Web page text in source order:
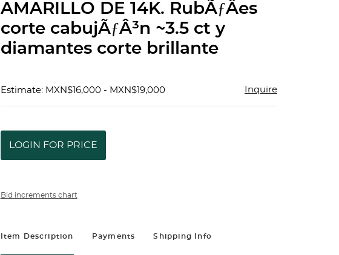
AMARILLO DE 14K. RubÃƒÂ­es
corte cabujÃƒÂ³n ~3.5 ct y
diamantes corte brillante
Estimate: MXN$16,000 - MXN$19,000 Inquire
LOGIN FOR PRICE
Bid increments chart
Item Description Payments Shipping Info